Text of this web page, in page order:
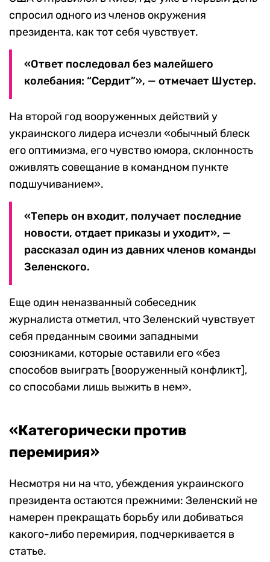
спросил одного из членов окружения
президента, как тот себя чувствует.
«Ответ последовал без малейшего
колебания: “Сердит”», — отмечает Шустер.
На второй год вооруженных действий у
украинского лидера исчезли «обычный блеск
его оптимизма, его чувство юмора, склонность
оживлять совещание в командном пункте
подшучиванием».
«Теперь он входит, получает последние
новости, отдает приказы и уходит», —
рассказал один из давних членов команды
Зеленского.
Еще один неназванный собеседник
журналиста отметил, что Зеленский чувствует
себя преданным своими западными
союзниками, которые оставили его «без
способов выиграть [вооруженный конфликт],
со способами лишь выжить в нем».
«Категорически против
перемирия»
Несмотря ни на что, убеждения украинского
президента остаются прежними: Зеленский не
намерен прекращать борьбу или добиваться
какого-либо перемирия, подчеркивается в
статье.